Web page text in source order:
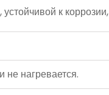
к
нагревается.